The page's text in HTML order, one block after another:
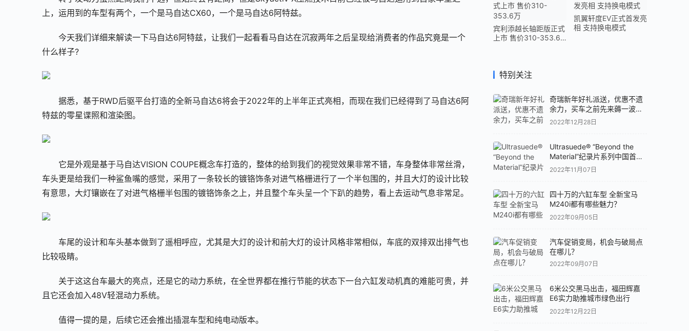
上，运用到的车型有两个，一个是马自达CX60，一个是马自达6阿特兹。
今天我们详细来解读一下马自达6阿特兹，让我们一起看看马自达在沉寂两年之后呈现给消费者的作品究竟是一个
什么样子?
据悉，基于RWD后驱平台打造的全新马自达6将会于2022年的上半年正式亮相，而现在我们已经得到了马自达6阿
特兹的零星谍照和渲染图。
它是外观是基于马自达VISION COUPE概念车打造的，整体的给到我们的视觉效果非常不错，车身整体非常丝滑，
车头更是给我们一种鲨鱼嘴的感觉，采用了一条较长的镀铬饰条对进气格栅进行了一个半包围的，并且大灯的设计比较
有意思，大灯镶嵌在了对进气格栅半包围的镀铬饰条之上，并且整个车头呈一个下趴的趋势，看上去运动气息非常足。
车尾的设计和车头基本做到了遥相呼应，尤其是大灯的设计和前大灯的设计风格非常相似，车底的双排双出排气也
比较吸睛。
关于这这台车最大的亮点，还是它的动力系统，在全世界都在推行节能的状态下一台六缸发动机真的难能可贵，并
且它还会加入48V轻混动力系统。
值得一提的是，后续它还会推出插混车型和纯电动版本。
宾利添越长轴距版正式
上市 售价310-353.6
凯翼轩度EV正式首发亮
相 支持换电模式
特别关注
奇瑞新年好礼派送，优惠不遗
余力，买车之前先来薅一波羊
毛吧！
2022年12月28日
Ultrasuede® “Beyond the
Material”纪录片系列中国首发
专题论坛
2022年11月07日
四十万的六缸车型 全新宝马
M240i都有哪些魅力？
2022年09月05日
汽车促销变局，机会与破局点
在哪儿？
2022年09月07日
6米公交黑马出击，福田辉嘉
E6实力助推城市绿色出行
2022年12月22日